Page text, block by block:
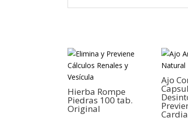
Hierba Rompe
Piedras 100 tab.
Original
Ajo